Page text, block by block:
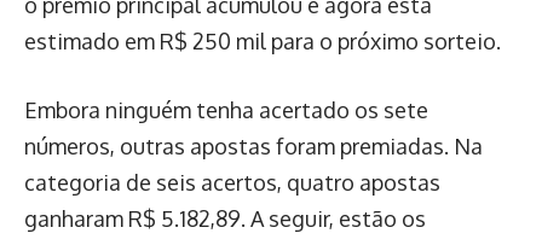
estimado em R$ 250 mil para o próximo sorteio.
Embora ninguém tenha acertado os sete
números, outras apostas foram premiadas. Na
categoria de seis acertos, quatro apostas
ganharam R$ 5.182,89. A seguir, estão os